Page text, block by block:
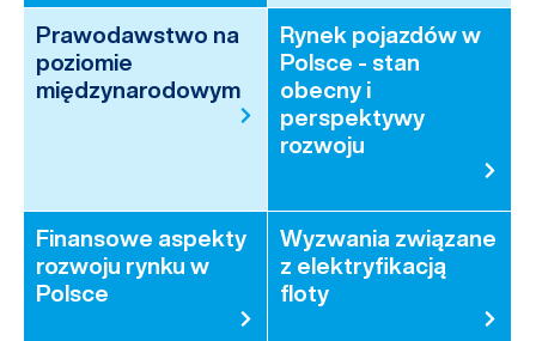
Prawodawstwo na
poziomie
międzynarodowym
Rynek pojazdów w
Polsce - stan
obecny i
perspektywy
rozwoju
Finansowe aspekty
rozwoju rynku w
Polsce
Wyzwania związane
z elektryfikacją
floty